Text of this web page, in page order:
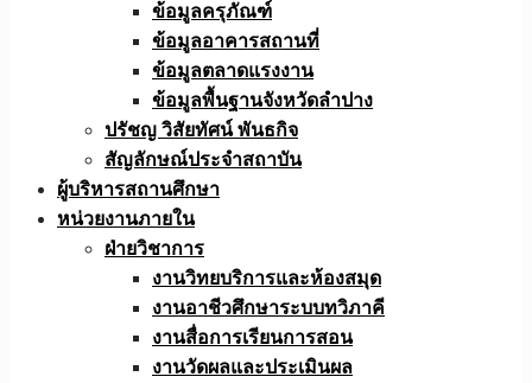
ข้อมูลครุภัณฑ์
ข้อมูลอาคารสถานที่
ข้อมูลตลาดแรงงาน
ข้อมูลพื้นฐานจังหวัดลำปาง
ปรัชญ วิสัยทัศน์ พันธกิจ
สัญลักษณ์ประจำสถาบัน
ผู้บริหารสถานศึกษา
หน่วยงานภายใน
ฝ่ายวิชาการ
งานวิทยบริการและห้องสมุด
งานอาชีวศึกษาระบบทวิภาคี
งานสื่อการเรียนการสอน
งานวัดผลและประเมินผล